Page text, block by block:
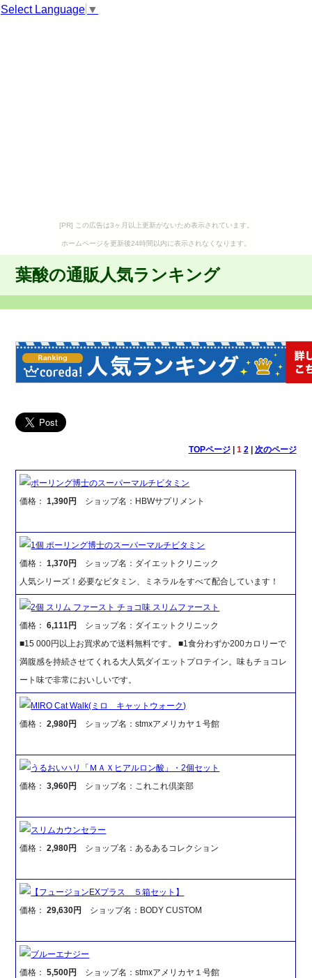
Select Language ▼
[PR] この広告は3ヶ月以上更新がないため表示されています。
ホームページを更新後24時間以内に表示されなくなります。
葉酸の通販人気ランキング
TOPページ| 1 2| 次のページ
ポーリング博士のスーパーマルチビタミン
価格：1,390円 ショップ名：HBWサプリメント
1個 ポーリング博士のスーパーマルチビタミン
価格：1,370円
ショップ名：ダイエットクリニック
人気シリーズ！必要なビタミン、ミネラルをすべて配合しています！
2個 スリム ファースト チョコ味 スリムファースト
価格：6,111円
ショップ名：ダイエットクリニック
■15 000円以上お買求めで送料無料です。 ■1食分わずか200カロリーで
満腹感を持続させてくれる大人気ダイエットプロテイン。味もチョコレ
ート味で非常においしいです。
MIRO Cat Walk(ミロ キャットウォーク)
価格：2,980円 ショップ名：stmxアメリカヤ１号館
うるおいハリ「ＭＡＸヒアルロン酸」・2個セット
価格：3,960円 ショップ名：これこれ倶楽部
スリムカウンセラー
価格：2,980円 ショップ名：あるあるコレクション
【フュージョンEXプラス ５箱セット】
価格：29,630円 ショップ名：BODY CUSTOM
ブルーエナジー
価格：5,500円 ショップ名：stmxアメリカヤ１号館